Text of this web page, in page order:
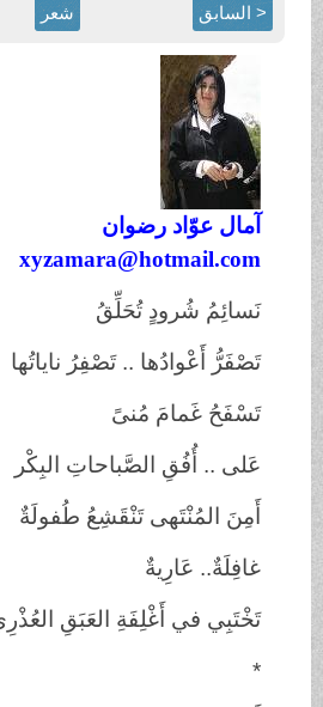
< السابق شعر
آمال عوّاد رضوان
xyzamara@hotmail.com
نَسائِمُ شُرودٍ تُحَلِّقُ
تَصْفَرُّ أَعْوادُها.. تَصْفِرُ ناياتُها
تَسْفَحُ غَمامَ مُنىً
عَلى .. أُفُقِ الصَّباحاتِ البِكْر
أَمِنَ المُنْتَهى تَنْقَشِعُ طُفولَةٌ
غافِلَةٌ.. عَارِيةٌ
تَخْتَبِي في أَغْلِفَةِ العَبَقِ العُذْرِيِّ؟